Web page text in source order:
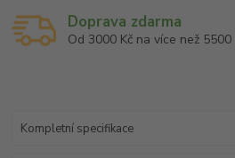
Doprava zdarma
Od 3000 Kč na více než
Kompletní specifikace